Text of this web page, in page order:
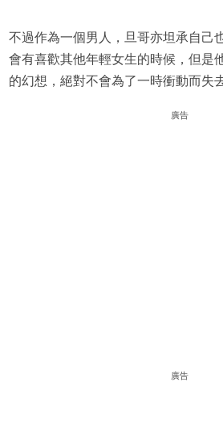
不過作為一個男人，旦哥亦坦承自己
會有喜歡其他年輕女生的時候，但是
的幻想，絕對不會為了一時衝動而失
廣告
廣告